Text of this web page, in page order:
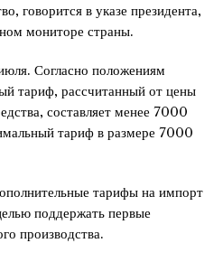
говорится в указе президента,
мониторе страны.
Согласно положениям
тариф, рассчитанный от цены
составляет менее 7000
тариф в размере 7000
тарифы на импорт
поддержать первые
производства.